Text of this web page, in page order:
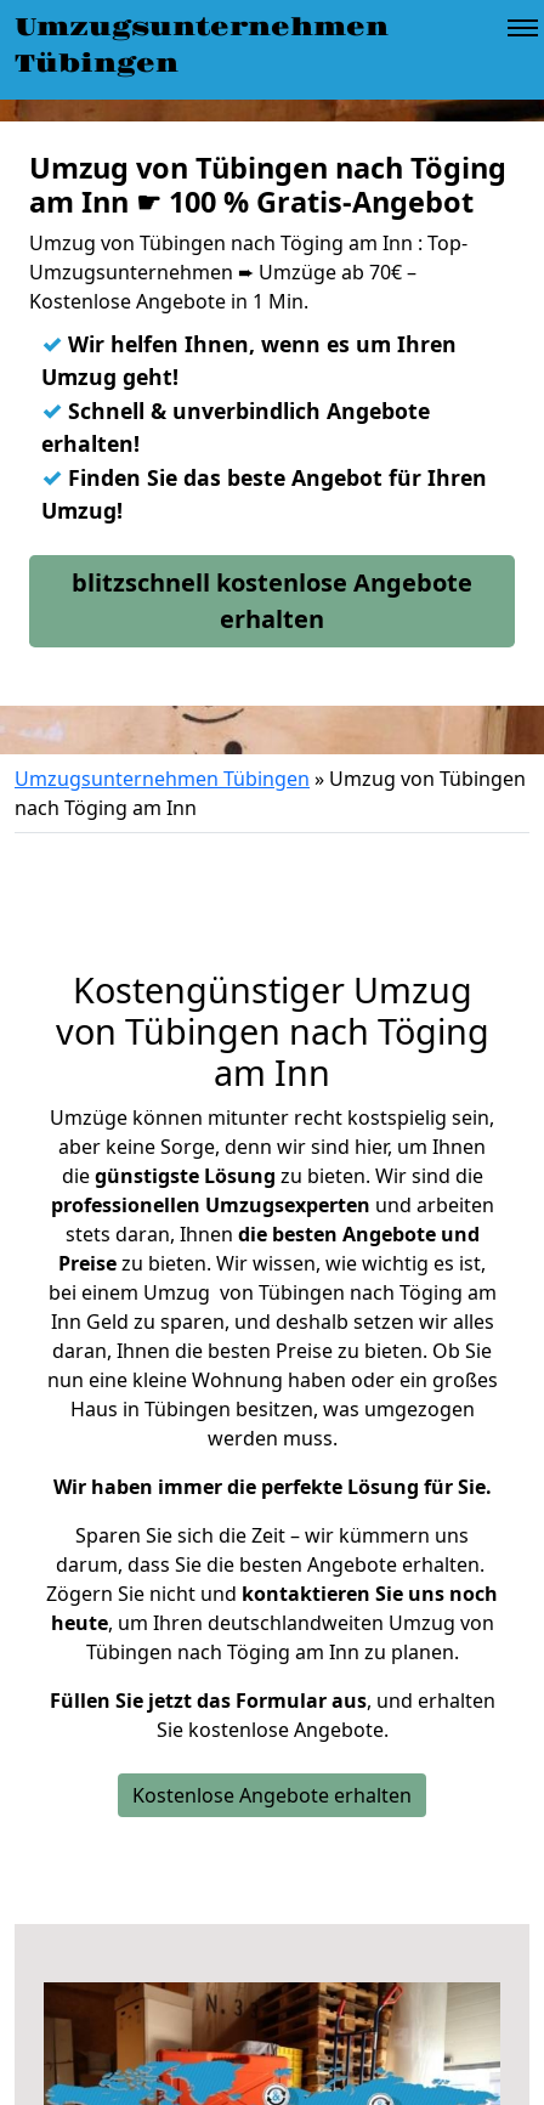
Umzugsunternehmen
Tübingen
Umzug von Tübingen nach Töging
am Inn ☛ 100 % Gratis-Angebot
Umzug von Tübingen nach Töging am Inn : Top-
Umzugsunternehmen ➨ Umzüge ab 70€ –
Kostenlose Angebote in 1 Min.
✓ Wir helfen Ihnen, wenn es um Ihren
Umzug geht!
✓ Schnell & unverbindlich Angebote
erhalten!
✓ Finden Sie das beste Angebot für Ihren
Umzug!
blitzschnell kostenlose Angebote
erhalten
Umzugsunternehmen Tübingen » Umzug von Tübingen
nach Töging am Inn
Kostengünstiger Umzug
von Tübingen nach Töging
am Inn
Umzüge können mitunter recht kostspielig sein,
aber keine Sorge, denn wir sind hier, um Ihnen
diegünstigste Lösung zu bieten. Wir sind die
professionellen Umzugsexperten und arbeiten
stets daran, Ihnen die besten Angebote und
Preisezu bieten. Wir wissen, wie wichtig es ist,
bei einem Umzug von Tübingen nach Töging am
Inn Geld zu sparen, und deshalb setzen wir alles
daran, Ihnen die besten Preise zu bieten. Ob Sie
nun eine kleine Wohnung haben oder ein großes
Haus in Tübingen besitzen, was umgezogen
werden muss.
Wir haben immer die perfekte Lösung für Sie.
Sparen Sie sich die Zeit – wir kümmern uns
darum, dass Sie die besten Angebote erhalten.
Zögern Sie nicht und kontaktieren Sie uns noch
heute, um Ihren deutschlandweiten Umzug von
Tübingen nach Töging am Inn zu planen.
Füllen Sie jetzt das Formular aus, und erhalten
Sie kostenlose Angebote.
Kostenlose Angebote erhalten